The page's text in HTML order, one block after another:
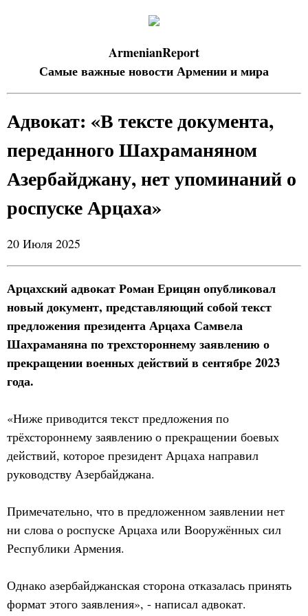
ArmenianReport
Самые важные новости Армении и мира
Адвокат: «В тексте документа,
переданного Шахраманяном
Азербайджану, нет упоминаний о
роспуске Арцаха»
20 Июля 2025
Арцахский адвокат Роман Ерицян опубликовал
новый документ, представляющий собой текст
предложения президента Арцаха Самвела
Шахраманяна по трехстороннему заявлению о
прекращении военных действий в сентябре 2023
года.
«Ниже приводится текст предложения по
трёхстороннему заявлению о прекращении боевых
действий, которое президент Арцаха направил
руководству Азербайджана.
Примечательно, что в предложенном заявлении нет
ни слова о роспуске Арцаха или Вооружённых сил
Республики Армения.
Однако азербайджанская сторона отказалась принять
формат этого заявления», - написал адвокат.